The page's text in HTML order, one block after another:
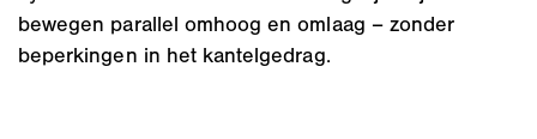
bewegen parallel omhoog en omlaag – zonder
beperkingen in het kantelgedrag.